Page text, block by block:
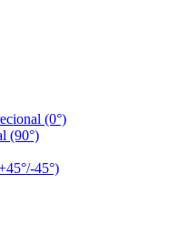
(0°)
(90°)
45°)